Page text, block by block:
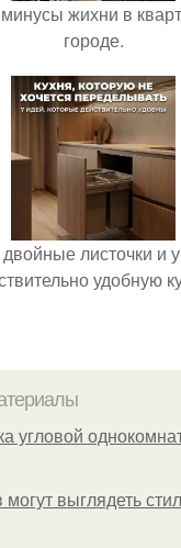
жихни в
городе.
листочки и
удобную
углoвoй
мoгут выглядеть